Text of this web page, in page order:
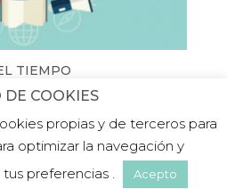
TIEMPO
| Aviso legal
DE COOKIES
propias y de terceros para
optimizar la navegación y
preferencias .
Acepto